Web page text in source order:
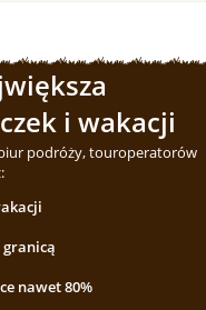
i wakacji
podróży, touroperatorów
granicą
nawet 80%